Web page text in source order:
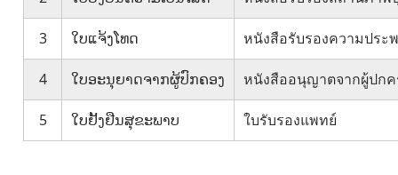
3 ໃບແຈ້ງໂທດ หนังสือรับรองความประ
4 ໃບອະນຸຍາດຈາກຜູ້ປົກຄອງ หนังสืออนุญาตจากผู้ปกค
5 ໃບຢັ້ງຢືນສຸຂະພາບ ใบรับรองแพทย์